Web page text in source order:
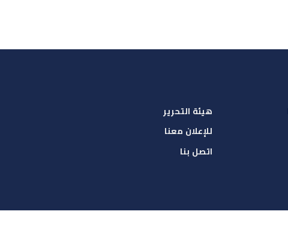
هيئة التحرير
للإعلان معنا
اتصل بنا